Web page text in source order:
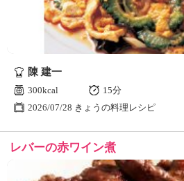
K
エ
デ
ュ
ョ
み
陳 建一
300kcal
15分
2026/07/28 きょうの料理レシピ
レバーの赤ワイン煮